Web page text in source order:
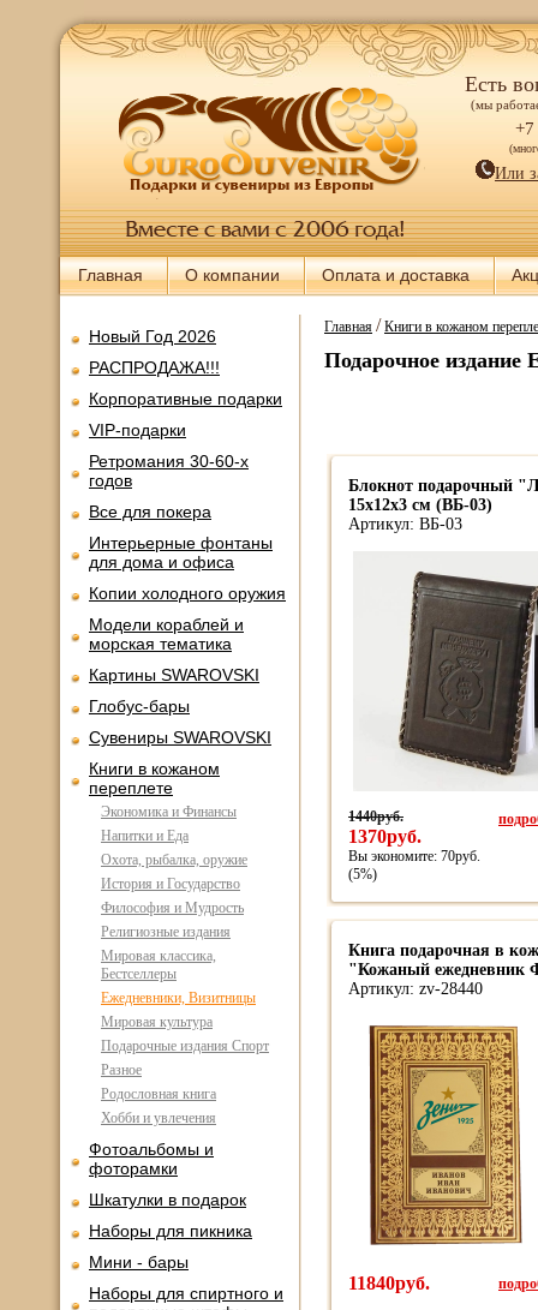
Есть
(мы
+7
Или
Главная О компании Оплата и доставка
Новый Год 2026
РАСПРОДАЖА!!!
Корпоративные подарки
VIP-подарки
Ретромания 30-60-х
годов
Все для покера
Интерьерные фонтаны
для дома и офиса
Копии холодного оружия
Модели кораблей и
морская тематика
Картины SWAROVSKI
Глобус-бары
Сувениры SWAROVSKI
Книги в кожаном
переплете
Экономика и Финансы
Напитки и Еда
Охота, рыбалка, оружие
История и Государство
Философия и Мудрость
Религиозные издания
Мировая классика,
Бестселлеры
Ежедневники, Визитницы
Мировая культура
Подарочные издания Спорт
Разное
Родословная книга
Хобби и увлечения
Фотоальбомы и
фоторамки
Шкатулки в подарок
Наборы для пикника
Мини - бары
Наборы для спиртного и
Главная/Книги в кожаном
Подарочное
Блокнот подарочный
15x12x3 см (ВБ-03)
Артикул: ВБ-03
1440руб.
1370руб.
Вы экономите: 70руб.
(5%)
Книга подарочная в
"Кожаный ежедневник
Артикул: zv-28440
11840руб.